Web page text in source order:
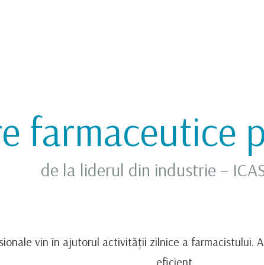
farmaceutice
de la liderul din industrie –
vin în ajutorul activității zilnice a farmacistului.
eficient.